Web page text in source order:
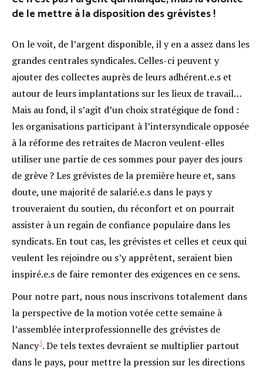
de le mettre à la disposition des grévistes !
On le voit, de l’argent disponible, il y en a assez dans les
grandes centrales syndicales. Celles-ci peuvent y
ajouter des collectes auprès de leurs adhérent.e.s et
autour de leurs implantations sur les lieux de travail…
Mais au fond, il s’agit d’un choix stratégique de fond :
les organisations participant à l’intersyndicale opposée
à la réforme des retraites de Macron veulent-elles
utiliser une partie de ces sommes pour payer des jours
de grève ? Les grévistes de la première heure et, sans
doute, une majorité de salarié.e.s dans le pays y
trouveraient du soutien, du réconfort et on pourrait
assister à un regain de confiance populaire dans les
syndicats. En tout cas, les grévistes et celles et ceux qui
veulent les rejoindre ou s’y apprêtent, seraient bien
inspiré.e.s de faire remonter des exigences en ce sens.
Pour notre part, nous nous inscrivons totalement dans
la perspective de la motion votée cette semaine à
l’assemblée interprofessionnelle des grévistes de
Nancy5. De tels textes devraient se multiplier partout
dans le pays, pour mettre la pression sur les directions